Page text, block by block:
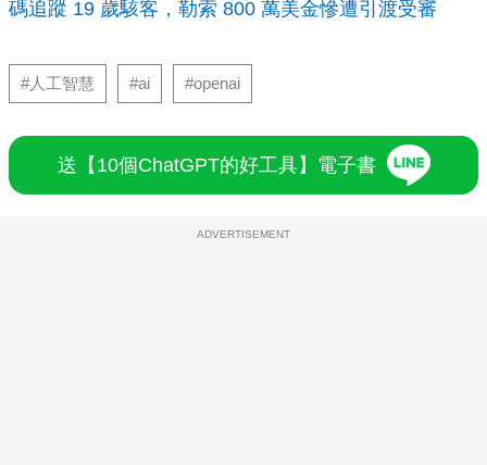
碼追蹤 19 歲駭客，勒索 800 萬美金慘遭引渡受審
#人工智慧 #ai #openai
送【10個ChatGPT的好工具】電子書
ADVERTISEMENT